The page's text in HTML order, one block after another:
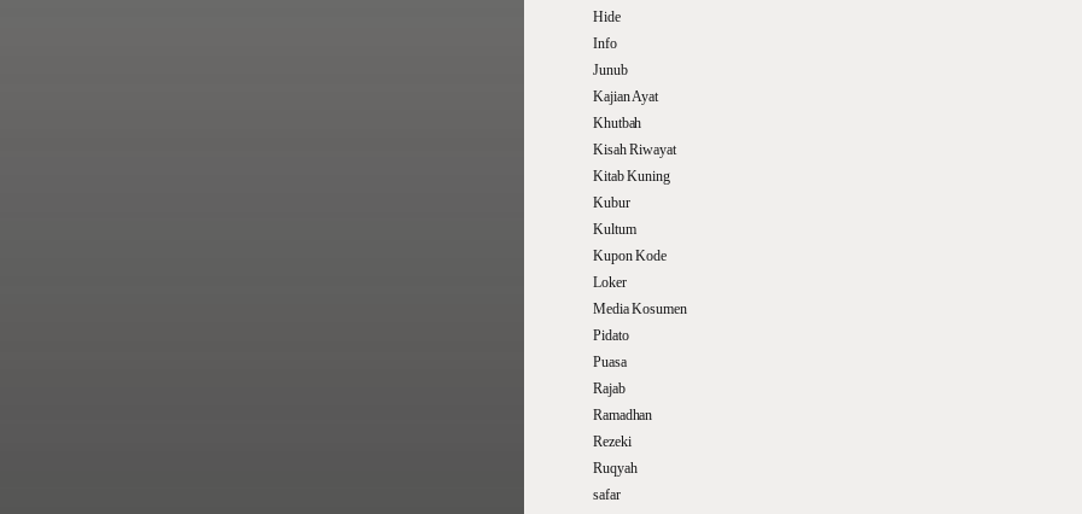
Hide
Info
Junub
Kajian Ayat
Khutbah
Kisah Riwayat
Kitab Kuning
Kubur
Kultum
Kupon Kode
Loker
Media Kosumen
Pidato
Puasa
Rajab
Ramadhan
Rezeki
Ruqyah
safar